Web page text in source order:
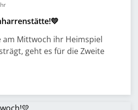
am Mittwoch ihr Heimspiel
geht es für die Zweite